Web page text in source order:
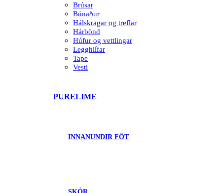
Brúsar
Búnaður
Hálskragar og treflar
Hárbönd
Húfur og vettlingar
Legghlífar
Tape
Vesti
PURELIME
INNANUNDIR FÖT